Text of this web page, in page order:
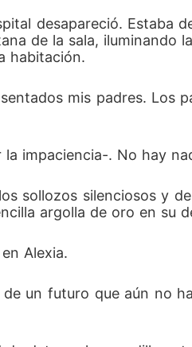
desapareció. Estaba
de la sala, iluminando
habitación.
mis padres. Los
impaciencia-. No hay
sollozos silenciosos y
argolla de oro en su
Alexia.
un futuro que aún no